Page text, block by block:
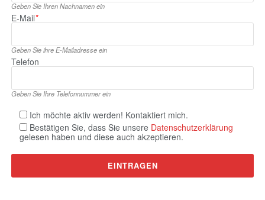
Geben Sie Ihren Nachnamen ein
E‑Mail*
Geben Sie ihre E‑Mailadresse ein
Telefon
Geben Sie Ihre Telefonnummer ein
Ich möchte aktiv werden! Kontaktiert mich.
Bestätigen Sie, dass Sie unsere Datenschutzerklärung
gelesen haben und diese auch akzeptieren.